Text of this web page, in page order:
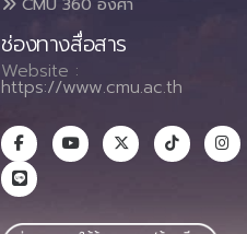
ช่องทางสื่อสาร
Website :
https://www.cmu.ac.th